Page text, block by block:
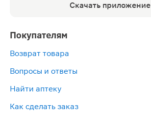
Скачать приложение
Покупателям
Возврат товара
Вопросы и ответы
Найти аптеку
Как сделать заказ